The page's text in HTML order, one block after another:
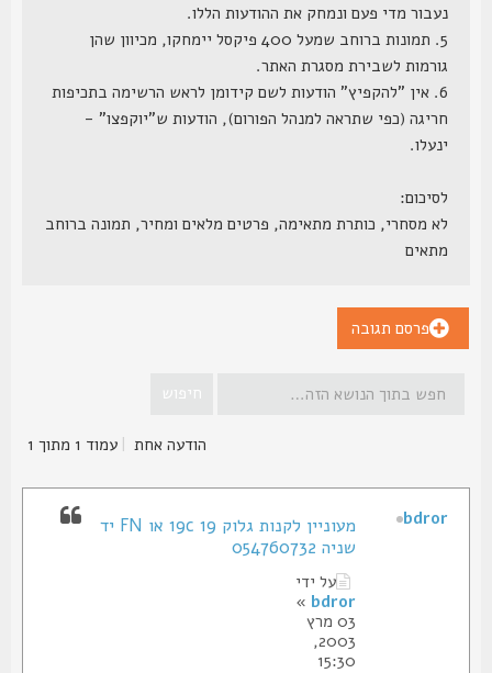
נעבור מדי פעם ונמחק את ההודעות הללו.
5. תמונות ברוחב שמעל 400 פיקסל יימחקו, מכיוון שהן
גורמות לשבירת מסגרת האתר.
6. אין "להקפיץ" הודעות לשם קידומן לראש הרשימה בתכיפות
חריגה (כפי שתראה למנהל הפורום), הודעות ש"יוקפצו" -
ינעלו.
לסיכום:
לא מסחרי, כותרת מתאימה, פרטים מלאים ומחיר, תמונה ברוחב
מתאים
פרסם תגובה
הודעה אחת |עמוד1מתוך1
מעוניין לקנות גלוק 19c 19 או FN יד
שניה 054760732
על ידי
bdror
»
03 מרץ
2003,
15:30
bdror